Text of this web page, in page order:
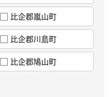
比企郡嵐山町
比企郡川島町
比企郡鳩山町